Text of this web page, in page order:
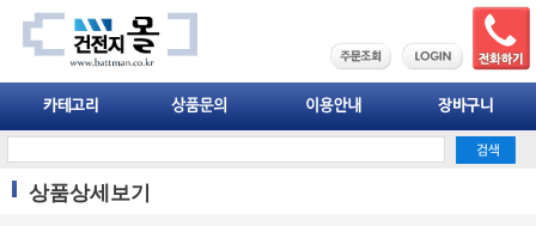
상품상세보기